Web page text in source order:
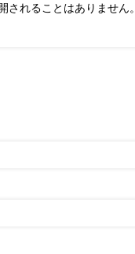
されることはありません。